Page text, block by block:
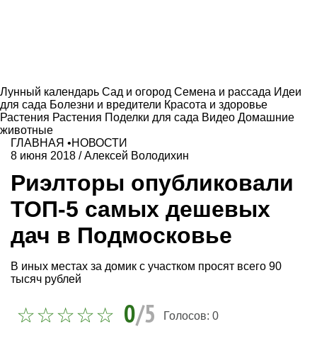
Лунный календарь Сад и огород Семена и рассада Идеи
для сада Болезни и вредители Красота и здоровье
Растения Растения Поделки для сада Видео Домашние
животные
ГЛАВНАЯ •НОВОСТИ
8 июня 2018 /Алексей Володихин
Риэлторы опубликовали
ТОП-5 самых дешевых
дач в Подмосковье
В иных местах за домик с участком просят всего 90
тысяч рублей
0/5 Голосов: 0